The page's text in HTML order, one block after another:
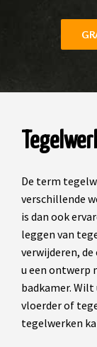
De term
verschillende
is dan ook
leggen van
verwijderen,
u een ontwerp
badkamer.
vloerder of
tegelwerken